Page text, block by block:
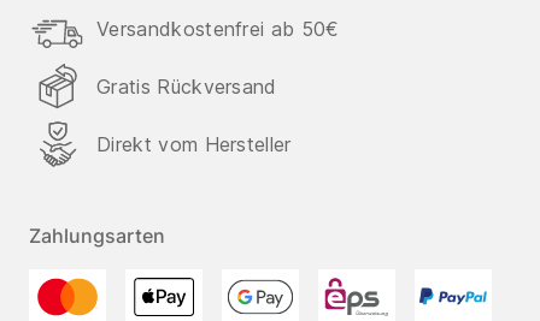
Versandkostenfrei ab 50€
Gratis Rückversand
Direkt vom Hersteller
Zahlungsarten